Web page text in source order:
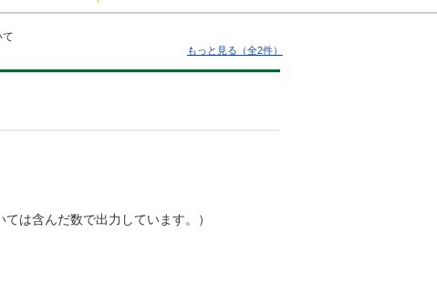
もっと見る（全2件）
は含んだ数で出力しています。）